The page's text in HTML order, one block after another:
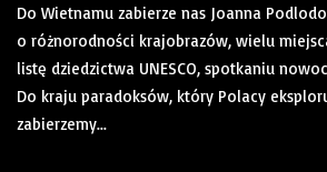
Do Wietnamu zabierze nas Joanna
o różnorodności krajobrazów, wielu
listę dziedzictwa UNESCO, spotkaniu
Do kraju paradoksów, który Polacy
zabierzemy...